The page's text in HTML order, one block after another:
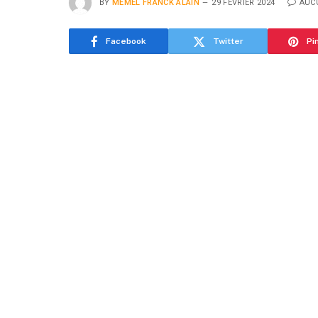
BY MEMEL FRANCK ALAIN 29 FÉVRIER 2024
Facebook Twitter